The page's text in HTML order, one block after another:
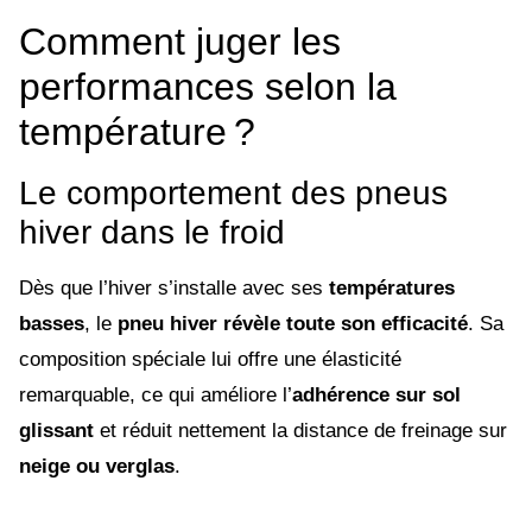
Comment juger les
performances selon la
température ?
Le comportement des pneus
hiver dans le froid
Dès que l’hiver s’installe avec ses températures
basses, le pneu hiver révèle toute son efficacité. Sa
composition spéciale lui offre une élasticité
remarquable, ce qui améliore l’adhérence sur sol
glissant et réduit nettement la distance de freinage sur
neige ou verglas.